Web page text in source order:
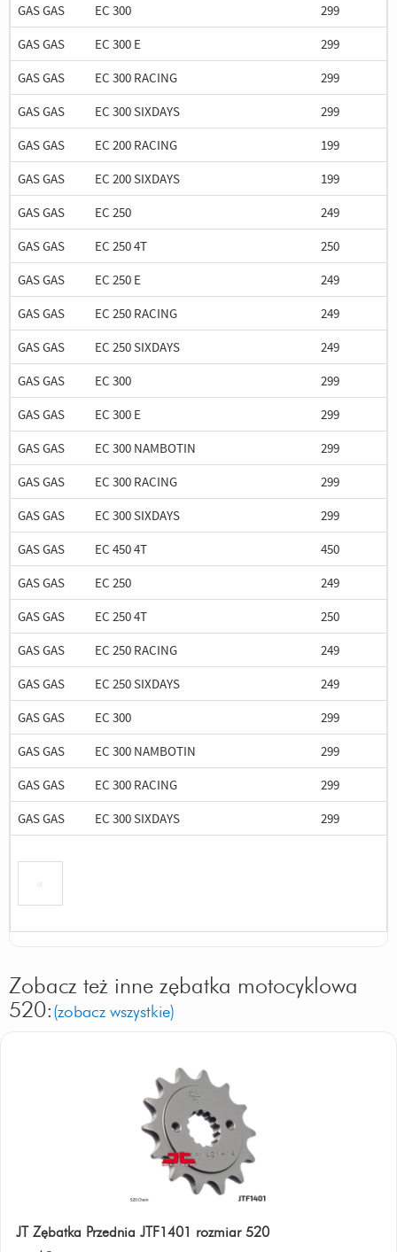
GAS GAS
EC 300
299
GAS GAS
EC 300 E
299
GAS GAS
EC 300 RACING
299
GAS GAS
EC 300 SIXDAYS
299
GAS GAS
EC 200 RACING
199
GAS GAS
EC 200 SIXDAYS
199
GAS GAS
EC 250
249
GAS GAS
EC 250 4T
250
GAS GAS
EC 250 E
249
GAS GAS
EC 250 RACING
249
GAS GAS
EC 250 SIXDAYS
249
GAS GAS
EC 300
299
GAS GAS
EC 300 E
299
GAS GAS
EC 300 NAMBOTIN
299
GAS GAS
EC 300 RACING
299
GAS GAS
EC 300 SIXDAYS
299
GAS GAS
EC 450 4T
450
GAS GAS
EC 250
249
GAS GAS
EC 250 4T
250
GAS GAS
EC 250 RACING
249
GAS GAS
EC 250 SIXDAYS
249
GAS GAS
EC 300
299
GAS GAS
EC 300 NAMBOTIN
299
GAS GAS
EC 300 RACING
299
GAS GAS
EC 300 SIXDAYS 299
«
Zobacz też inne zębatka motocyklowa
520: (zobacz wszystkie)
JT Zębatka Przednia JTF1401 rozmiar 520